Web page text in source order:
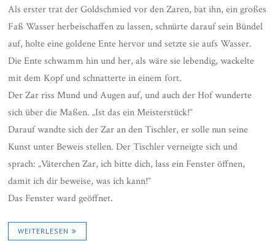
Als erster trat der Goldschmied vor den Zaren, bat ihn, ein großes
Faß Wasser her­beischaffen zu lassen, schnürte darauf sein Bündel
auf, holte eine goldene Ente hervor und setzte sie aufs Wasser.
Die Ente schwamm hin und her, als wäre sie leben­dig, wackelte
mit dem Kopf und schnat­terte in einem fort.
Der Zar riss Mund und Augen auf, und auch der Hof wunderte
sich über die Maßen. „Ist das ein Meisterstück!“
Darauf wandte sich der Zar an den Tisch­ler, er solle nun seine
Kunst unter Be­weis stellen. Der Tischler verneigte sich und
sprach: „Väterchen Zar, ich bitte dich, lass ein Fenster öffnen,
damit ich dir be­weise, was ich kann!“
Das Fenster ward geöffnet.
WEITERLESEN